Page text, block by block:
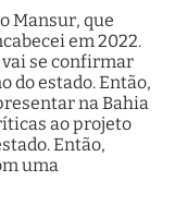
Mansur, que
em 2022.
se confirmar
do estado. Então,
na Bahia
ao projeto
Então,
uma